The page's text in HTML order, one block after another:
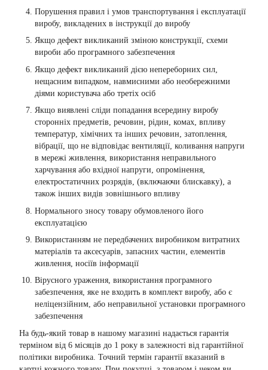
Порушення правил і умов транспортування і експлуатації
виробу, викладених в інструкції до виробу
Якщо дефект викликаний зміною конструкції, схеми
вироби або програмного забезпечення
Якщо дефект викликаний дією непереборних сил,
нещасним випадком, навмисними або необережними
діями користувача або третіх осіб
Якщо виявлені сліди попадання всередину виробу
сторонніх предметів, речовин, рідин, комах, впливу
температур, хімічних та інших речовин, затоплення,
вібрації, що не відповідає вентиляції, коливання напруги
в мережі живлення, використання неправильного
харчування або вхідної напруги, опромінення,
електростатичних розрядів, (включаючи блискавку), а
також інших видів зовнішнього впливу
Нормального зносу товару обумовленого його
експлуатацією
Використанням не передбачених виробником витратних
матеріалів та аксесуарів, запасних частин, елементів
живлення, носіїв інформації
Вірусного ураження, використання програмного
забезпечення, яке не входить в комплект виробу, або є
неліцензійним, або неправильної установки програмного
забезпечення
На будь-який товар в нашому магазині надається гарантія
терміном від 6 місяців до 1 року в залежності від гарантійної
політики виробника. Точний термін гарантії вказаний в